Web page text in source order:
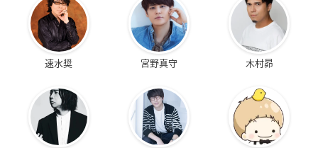
速水奨 宮野真守 木村昴